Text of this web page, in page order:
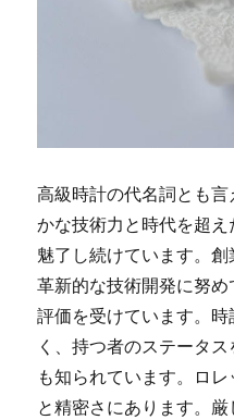
高級時計の代名詞とも
かな技術力と時代を超
魅了し続けています。創
革新的な技術開発に努
評価を受けています。
く、持つ者のステータ
も知られています。ロ
と精密さにあります。